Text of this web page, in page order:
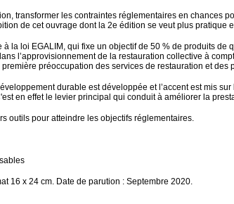
transformer les contraintes réglementaires en chances
de cet ouvrage dont la 2e édition se veut plus pratique
à la loi EGALIM, qui fixe un objectif de 50 % de produits de
l’approvisionnement de la restauration collective à
préoccupation des services de restauration et des
durable est développée et l’accent est mis
en effet le levier principal qui conduit à améliorer la
outils pour atteindre les objectifs réglementaires.
16 x 24 cm. Date de parution : Septembre 2020.